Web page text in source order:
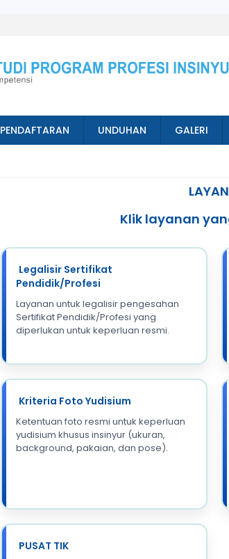
PENDAFTARAN UNDUHAN GALERI
Klik layanan
Legalisir Sertifikat
Pendidik/Profesi
Layanan untuk legalisir pengesahan
Sertifikat Pendidik/Profesi yang
diperlukan untuk keperluan resmi.
Kriteria Foto Yudisium
Ketentuan foto resmi untuk keperluan
yudisium khusus insinyur (ukuran,
background, pakaian, dan pose).
PUSAT TIK